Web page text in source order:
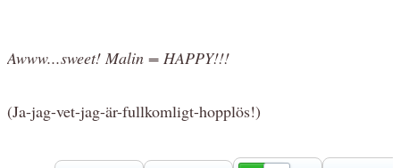
Awww...sweet! Malin = HAPPY!!!
(Ja-jag-vet-jag-är-fullkomligt-hopplös!)